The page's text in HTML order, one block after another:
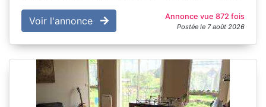
Voir l'annonce Annonce vue 872 fois
Postée le 7 août 2026